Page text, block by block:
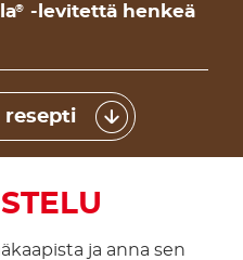
®
-levitettä henkeä
resepti
ja anna sen